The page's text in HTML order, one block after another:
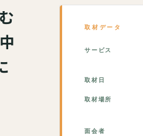
取材データ
サービス
取材日
取材場所
面会者